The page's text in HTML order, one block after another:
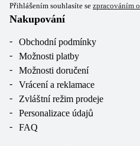
Přihlášením souhlasíte se zpracováním
Nakupování
Obchodní podmínky
Možnosti platby
Možnosti doručení
Vrácení a reklamace
Zvláštní režim prodeje
Personalizace údajů
FAQ